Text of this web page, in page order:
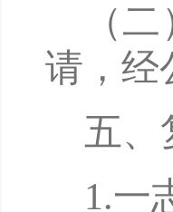
（
请，经
五、
1.一